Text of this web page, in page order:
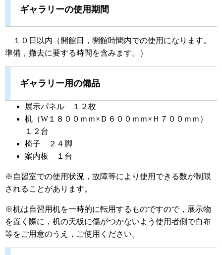
ギャラリーの使用期間
１０日以内（開館日，開館時間内での使用になります。
準備，撤去に要する時間を含みます。）
ギャラリー用の備品
展示パネル １２枚
机（W１８００ｍｍ×Ｄ６００ｍｍ×Ｈ７００ｍｍ）
１２台
椅子 ２４脚
案内板 １台
※自習室での使用状況，故障等により使用できる数が制限
されることがあります。
※机は自習用机を一時的に転用するものですので，展示物
を置く際に，机の天板に傷がつかないよう使用者側で白布
等をご用意のうえ，ご使用ください。